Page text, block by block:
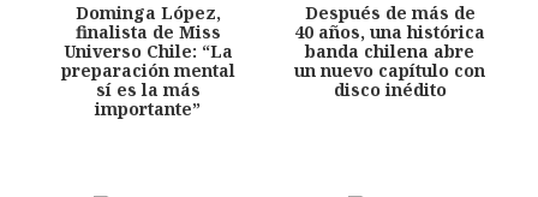
Dominga López,
finalista de Miss
Universo Chile: “La
preparación mental
sí es la más
importante”
Después de más de
40 años, una histórica
banda chilena abre
un nuevo capítulo con
disco inédito